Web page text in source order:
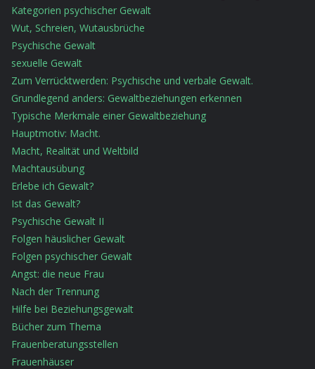
Kategorien psychischer Gewalt
Wut, Schreien, Wutausbrüche
Psychische Gewalt
sexuelle Gewalt
Zum Verrücktwerden: Psychische und verbale Gewalt.
Grundlegend anders: Gewaltbeziehungen erkennen
Typische Merkmale einer Gewaltbeziehung
Hauptmotiv: Macht.
Macht, Realität und Weltbild
Machtausübung
Erlebe ich Gewalt?
Ist das Gewalt?
Psychische Gewalt II
Folgen häuslicher Gewalt
Folgen psychischer Gewalt
Angst: die neue Frau
Nach der Trennung
Hilfe bei Beziehungsgewalt
Bücher zum Thema
Frauenberatungsstellen
Frauenhäuser